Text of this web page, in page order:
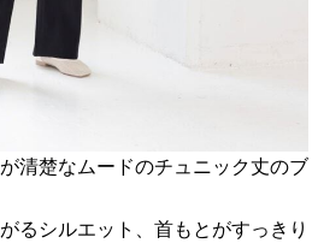
清楚なムードのチュニック丈のブ
るシルエット、首もとがすっきり